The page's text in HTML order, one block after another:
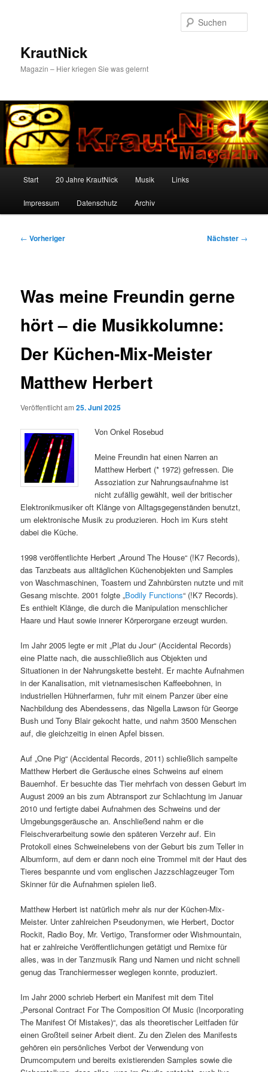
KrautNick
Magazin – Hier kriegen Sie was gelernt
Start 20 Jahre KrautNick Musik Links
Impressum Datenschutz Archiv
Beitragsnavigation
← Vorheriger Nächster →
Was meine Freundin gerne
hört – die Musikkolumne:
Der Küchen-Mix-Meister
Matthew Herbert
Veröffentlicht am25. Juni 2025
Von Onkel Rosebud
Meine Freundin hat einen Narren an
Matthew Herbert (* 1972) gefressen. Die
Assoziation zur Nahrungsaufnahme ist
nicht zufällig gewählt, weil der britischer
Elektronikmusiker oft Klänge von Alltagsgegenständen benutzt,
um elektronische Musik zu produzieren. Hoch im Kurs steht
dabei die Küche.
1998 veröffentlichte Herbert „Around The House“ (!K7 Records),
das Tanzbeats aus alltäglichen Küchenobjekten und Samples
von Waschmaschinen, Toastern und Zahnbürsten nutzte und mit
Gesang mischte. 2001 folgte „Bodily Functions“ (!K7 Records).
Es enthielt Klänge, die durch die Manipulation menschlicher
Haare und Haut sowie innerer Körperorgane erzeugt wurden.
Im Jahr 2005 legte er mit „Plat du Jour“ (Accidental Records)
eine Platte nach, die ausschließlich aus Objekten und
Situationen in der Nahrungskette besteht. Er machte Aufnahmen
in der Kanalisation, mit vietnamesischen Kaffeebohnen, in
industriellen Hühnerfarmen, fuhr mit einem Panzer über eine
Nachbildung des Abendessens, das Nigella Lawson für George
Bush und Tony Blair gekocht hatte, und nahm 3500 Menschen
auf, die gleichzeitig in einen Apfel bissen.
Auf „One Pig“ (Accidental Records, 2011) schließlich sampelte
Matthew Herbert die Geräusche eines Schweins auf einem
Bauernhof. Er besuchte das Tier mehrfach von dessen Geburt im
August 2009 an bis zum Abtransport zur Schlachtung im Januar
2010 und fertigte dabei Aufnahmen des Schweins und der
Umgebungsgeräusche an. Anschließend nahm er die
Fleischverarbeitung sowie den späteren Verzehr auf. Ein
Protokoll eines Schweinelebens von der Geburt bis zum Teller in
Albumform, auf dem er dann noch eine Trommel mit der Haut des
Tieres bespannte und vom englischen Jazzschlagzeuger Tom
Skinner für die Aufnahmen spielen ließ.
Matthew Herbert ist natürlich mehr als nur der Küchen-Mix-
Meister. Unter zahlreichen Pseudonymen, wie Herbert, Doctor
Rockit, Radio Boy, Mr. Vertigo, Transformer oder Wishmountain,
hat er zahlreiche Veröffentlichungen getätigt und Remixe für
alles, was in der Tanzmusik Rang und Namen und nicht schnell
genug das Tranchiermesser weglegen konnte, produziert.
Im Jahr 2000 schrieb Herbert ein Manifest mit dem Titel
„Personal Contract For The Composition Of Music (Incorporating
The Manifest Of Mistakes)“, das als theoretischer Leitfaden für
einen Großteil seiner Arbeit dient. Zu den Zielen des Manifests
gehören ein persönliches Verbot der Verwendung von
Drumcomputern und bereits existierenden Samples sowie die